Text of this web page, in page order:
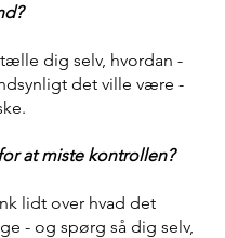
dig selv, hvordan -
det ville være -
at miste kontrollen?
lidt over hvad det
- og spørg så dig selv,